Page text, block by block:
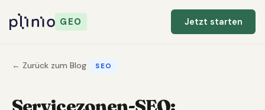
GEO Jetzt starten
← Zurück zum Blog SEO